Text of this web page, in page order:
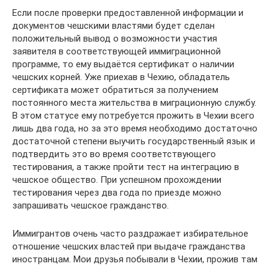
Если после проверки предоставленной информации и
документов чешскими властями будет сделан
положительный вывод о возможности участия
заявителя в соответствующей иммиграционной
программе, то ему выдаётся сертификат о наличии
чешских корней. Уже приехав в Чехию, обладатель
сертификата может обратиться за получением
постоянного места жительства в миграционную службу.
В этом статусе ему потребуется прожить в Чехии всего
лишь два года, но за это время необходимо достаточно
достаточной степени выучить государственный язык и
подтвердить это во время соответствующего
тестирования, а также пройти тест на интеграцию в
чешское общество. При успешном прохождении
тестирования через два года по приезде можно
запрашивать чешское гражданство.
Иммигрантов очень часто раздражает избирательное
отношение чешских властей при выдаче гражданства
иностранцам. Мои друзья побывали в Чехии, прожив там